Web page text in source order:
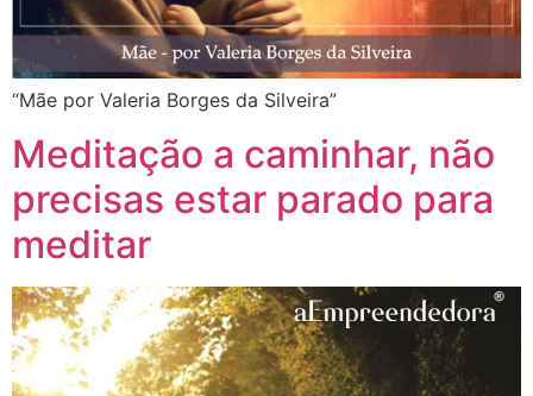
“Mãe por Valeria Borges da Silveira”
Meditação a caminhar, não
precisas estar parado para
meditar